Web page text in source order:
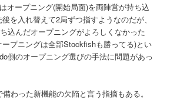
オープニング(開始局面)を両陣営が持ち込
を入れ替えて2局ずつ指すようなのだが、
込んだオープニングがよろしくなかった
ープニングは全部Stockfishも勝ってる)とい
側のオープニング選びの手法に問題があっ
わった新機能の欠陥と言う指摘もある。